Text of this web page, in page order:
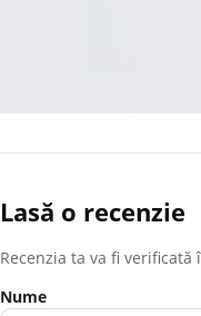
Lasă o recenzie
Recenzia ta va fi
Nume